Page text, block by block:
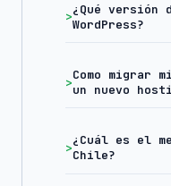
¿Qué versión
WordPress?
Como migrar
un nuevo
¿Cuál es el
Chile?